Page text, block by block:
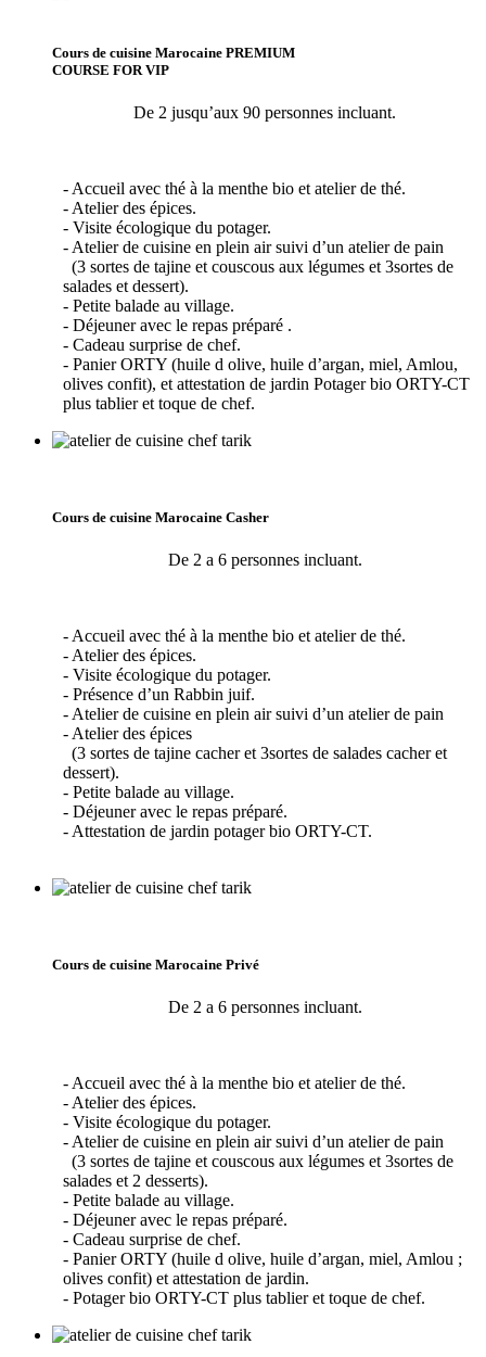
Cours de cuisine Marocaine PREMIUM
COURSE FOR VIP
De 2 jusqu’aux 90 personnes incluant.
- Accueil avec thé à la menthe bio et atelier de thé.
- Atelier des épices.
- Visite écologique du potager.
- Atelier de cuisine en plein air suivi d’un atelier de pain
(3 sortes de tajine et couscous aux légumes et 3sortes de
salades et dessert).
- Petite balade au village.
- Déjeuner avec le repas préparé .
- Cadeau surprise de chef.
- Panier ORTY (huile d olive, huile d’argan, miel, Amlou,
olives confit), et attestation de jardin Potager bio ORTY-CT
plus tablier et toque de chef.
Cours de cuisine Marocaine Casher
De 2 a 6 personnes incluant.
- Accueil avec thé à la menthe bio et atelier de thé.
- Atelier des épices.
- Visite écologique du potager.
- Présence d’un Rabbin juif.
- Atelier de cuisine en plein air suivi d’un atelier de pain
- Atelier des épices
(3 sortes de tajine cacher et 3sortes de salades cacher et
dessert).
- Petite balade au village.
- Déjeuner avec le repas préparé.
- Attestation de jardin potager bio ORTY-CT.
Cours de cuisine Marocaine Privé
De 2 a 6 personnes incluant.
- Accueil avec thé à la menthe bio et atelier de thé.
- Atelier des épices.
- Visite écologique du potager.
- Atelier de cuisine en plein air suivi d’un atelier de pain
(3 sortes de tajine et couscous aux légumes et 3sortes de
salades et 2 desserts).
- Petite balade au village.
- Déjeuner avec le repas préparé.
- Cadeau surprise de chef.
- Panier ORTY (huile d olive, huile d’argan, miel, Amlou ;
olives confit) et attestation de jardin.
- Potager bio ORTY-CT plus tablier et toque de chef.